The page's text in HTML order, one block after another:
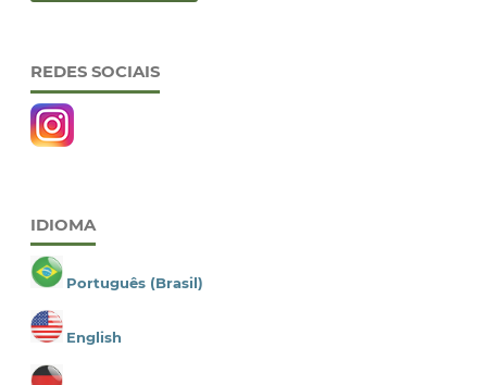
REDES SOCIAIS
IDIOMA
Português (Brasil)
English